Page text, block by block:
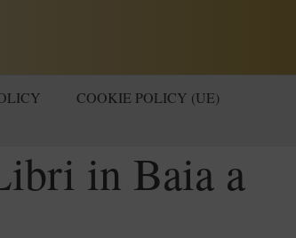
COOKIE POLICY (UE)
in Baia a